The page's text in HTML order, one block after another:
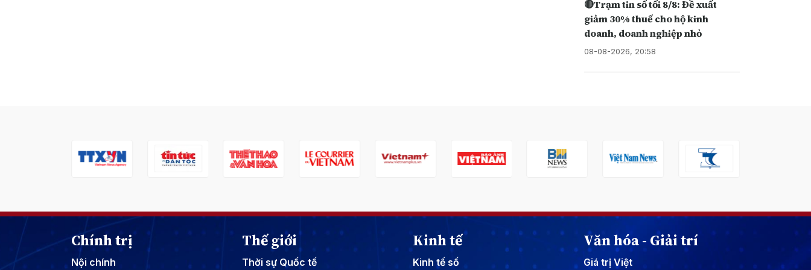
🔴Trạm tin số tối 8/8: Đề xuất
giảm 30% thuế cho hộ kinh
doanh, doanh nghiệp nhỏ
08-08-2026, 20:58
Chính trị
Nội chính
Thế giới
Thời sự Quốc tế
Kinh tế
Kinh tế số
Văn hóa - Giải trí
Giá trị Việt